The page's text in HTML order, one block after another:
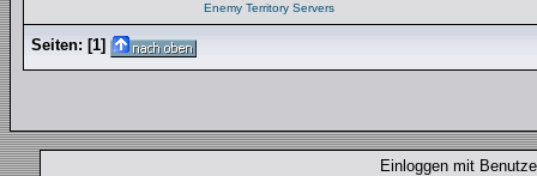
Enemy Territory Servers
Seiten: [1]
Einloggen mit